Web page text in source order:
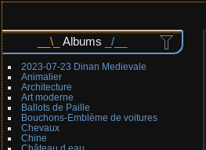
Albums
2023-07-23 Dinan Medievale
Animalier
Architecture
Art moderne
Ballots de Paille
Bouchons-Emblème de voitures
Chevaux
Chine